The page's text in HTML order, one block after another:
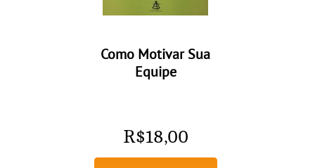
Como Motivar Sua
Equipe
R$18,00